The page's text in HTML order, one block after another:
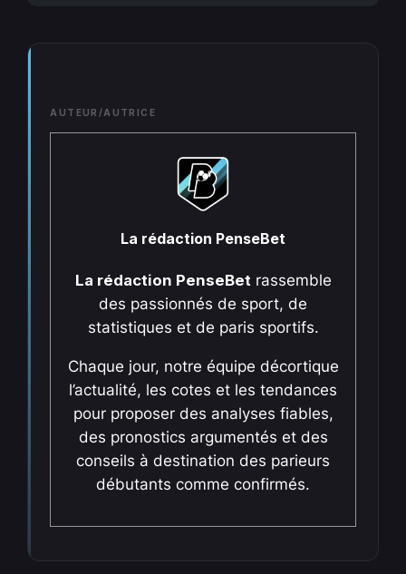
AUTEUR/AUTRICE
La rédaction PenseBet
La rédaction PenseBetrassemble
des passionnés de sport, de
statistiques et de paris sportifs.
Chaque jour, notre équipe décortique
l’actualité, les cotes et les tendances
pour proposer des analyses fiables,
des pronostics argumentés et des
conseils à destination des parieurs
débutants comme confirmés.